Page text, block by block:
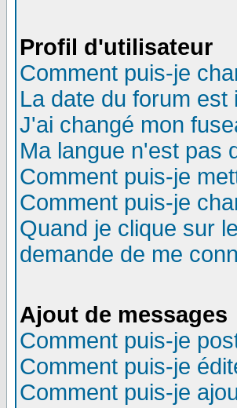
Profil d'utilisateur
Comment puis-je
La date du forum est
J'ai changé mon
Ma langue n'est pas
Comment puis-je
Comment puis-je
Quand je clique sur
demande de me
Ajout de messages
Comment puis-je
Comment puis-je
Comment puis-je